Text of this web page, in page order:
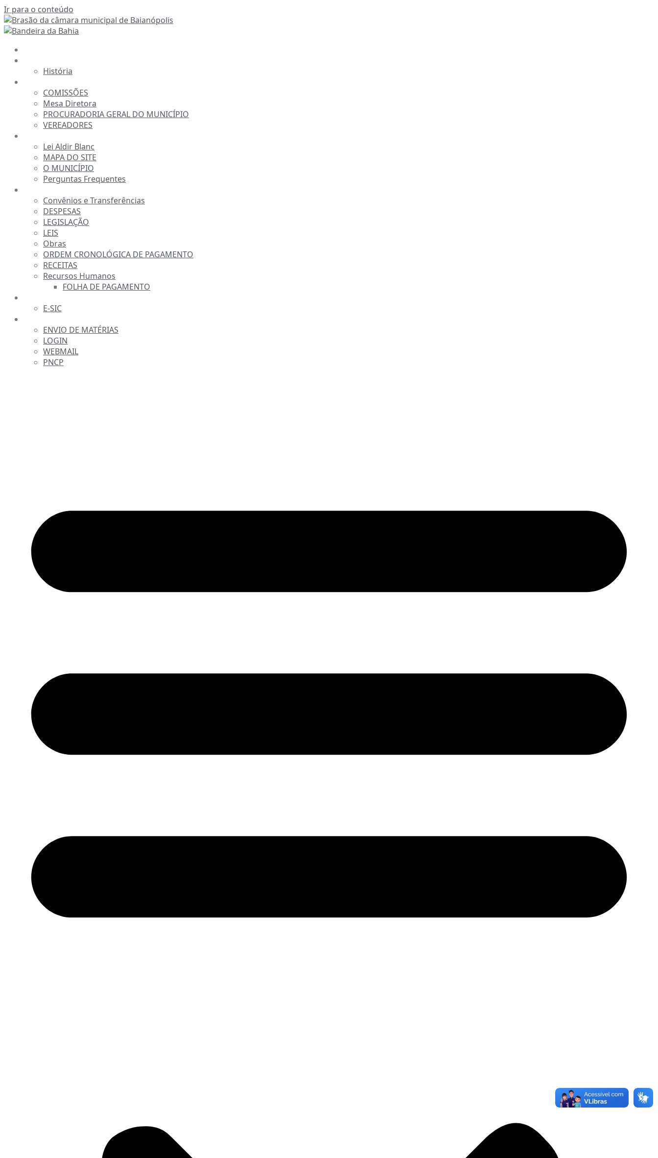
Ir para o conteúdo
História
COMISSÕES
Mesa Diretora
PROCURADORIA GERAL DO MUNICÍPIO
VEREADORES
Lei Aldir Blanc
MAPA DO SITE
O MUNICÍPIO
Perguntas Frequentes
Convênios e Transferências
DESPESAS
LEGISLAÇÃO
LEIS
Obras
ORDEM CRONOLÓGICA DE PAGAMENTO
RECEITAS
Recursos Humanos
FOLHA DE PAGAMENTO
E-SIC
ENVIO DE MATÉRIAS
LOGIN
WEBMAIL
PNCP